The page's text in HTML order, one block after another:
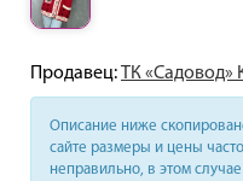
Продавец:ТК «Садовод»
Описание ниже
сайте размеры и цены
неправильно, в этом